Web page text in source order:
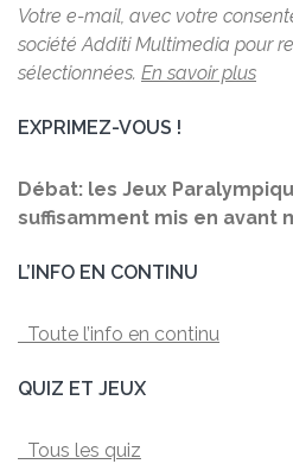
Votre e-mail, avec votre
société Additi Multimedia pour
sélectionnées. En savoir plus
EXPRIMEZ-VOUS !
Débat: les Jeux
suffisamment mis en avant
L’INFO EN CONTINU
Toute l’info en continu
QUIZ ET JEUX
Tous les quiz